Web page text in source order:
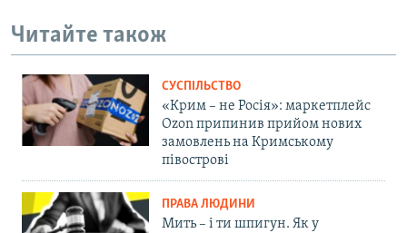
Читайте також
СУСПІЛЬСТВО
«Крим – не Росія»: маркетплейс
Ozon припинив прийом нових
замовлень на Кримському
півострові
ПРАВА ЛЮДИНИ
Мить – і ти шпигун. Як у